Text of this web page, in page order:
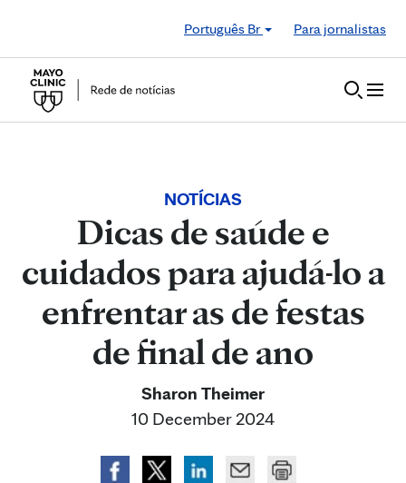
Português Br
Para jornalistas
NOTÍCIAS
Dicas de saúde e
cuidados para ajudá-lo a
enfrentar as de festas
de final de ano
Sharon Theimer
10 December 2024